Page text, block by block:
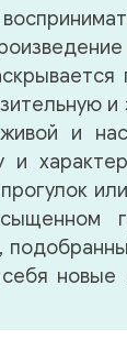
и
и
новые